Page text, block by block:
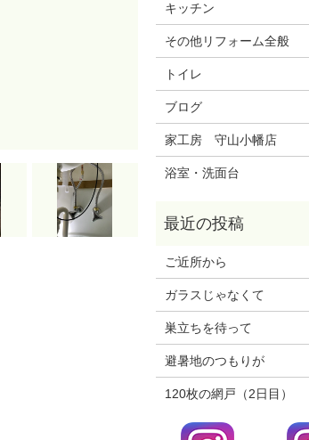
キッチン
その他リフォーム全般
トイレ
ブログ
家工房 守山小幡店
浴室・洗面台
ご近所から
ガラスじゃなくて
巣立ちを待って
避暑地のつもりが
120枚の網戸（2日目）